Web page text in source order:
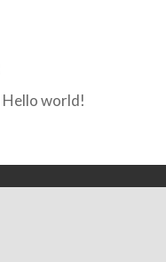
Hello world!